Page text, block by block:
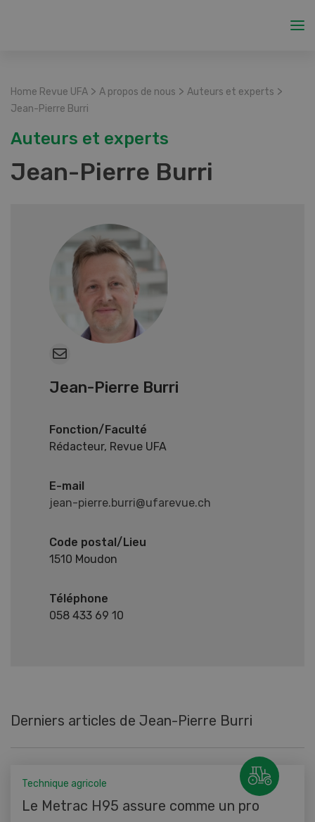
Home Revue UFA > A propos de nous > Auteurs et experts >
Jean-Pierre Burri
Auteurs et experts
Jean-Pierre Burri
Jean-Pierre Burri
Fonction/Faculté
Rédacteur, Revue UFA
E-mail
jean-pierre.burri@ufarevue.ch
Code postal/Lieu
1510 Moudon
Téléphone
058 433 69 10
Derniers articles de Jean-Pierre Burri
Technique agricole
Le Metrac H95 assure comme un pro